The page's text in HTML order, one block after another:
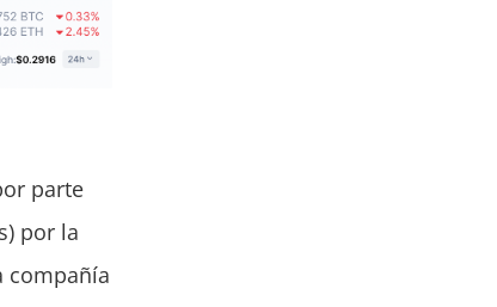
parte
por la
compañía